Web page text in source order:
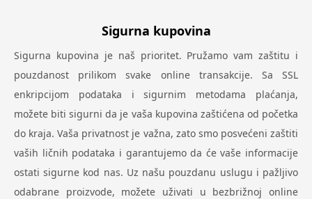
Sigurna kupovina
Sigurna kupovina je naš prioritet. Pružamo vam zaštitu i
pouzdanost prilikom svake online transakcije. Sa SSL
enkripcijom podataka i sigurnim metodama plaćanja,
možete biti sigurni da je vaša kupovina zaštićena od početka
do kraja. Vaša privatnost je važna, zato smo posvećeni zaštiti
vaših ličnih podataka i garantujemo da će vaše informacije
ostati sigurne kod nas. Uz našu pouzdanu uslugu i pažljivo
odabrane proizvode, možete uživati u bezbrižnoj online